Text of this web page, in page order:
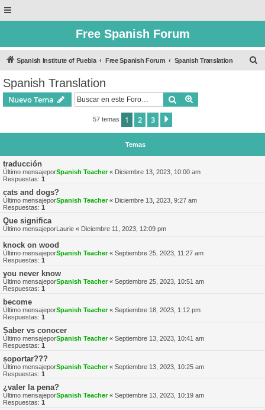
Free Spanish Forum
Spanish Institute of Puebla Free Spanish Forum Spanish Translation
Spanish Translation
Nuevo Tema Buscar
57 temas 1 2 3
Temas
traducción
Último mensajeporSpanish Teacher« Diciembre 13, 2023, 10:00 am
Respuestas: 1
cats and dogs?
Último mensajeporSpanish Teacher« Diciembre 13, 2023, 9:27 am
Respuestas: 1
Que significa
Último mensajeporLaurie « Diciembre 11, 2023, 12:09 pm
knock on wood
Último mensajeporSpanish Teacher« Septiembre 25, 2023, 11:27 am
Respuestas: 1
you never know
Último mensajeporSpanish Teacher« Septiembre 25, 2023, 10:51 am
Respuestas: 1
become
Último mensajeporSpanish Teacher« Septiembre 18, 2023, 1:12 pm
Respuestas: 1
Saber vs conocer
Último mensajeporSpanish Teacher« Septiembre 13, 2023, 10:41 am
Respuestas: 1
soportar???
Último mensajeporSpanish Teacher« Septiembre 13, 2023, 10:25 am
Respuestas: 1
¿valer la pena?
Último mensajeporSpanish Teacher« Septiembre 13, 2023, 10:19 am
Respuestas: 1